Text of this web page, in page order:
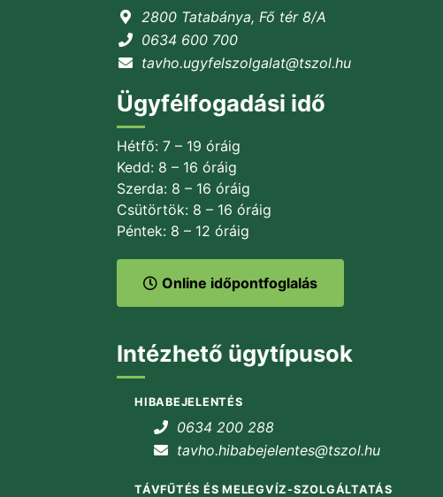
2800 Tatabánya, Fő tér 8/A
0634 600 700
tavho.ugyfelszolgalat@tszol.hu
Ügyfélfogadási idő
Hétfő: 7 – 19 óráig
Kedd: 8 – 16 óráig
Szerda: 8 – 16 óráig
Csütörtök: 8 – 16 óráig
Péntek: 8 – 12 óráig
Online időpontfoglalás
Intézhető ügytípusok
HIBABEJELENTÉS
0634 200 288
tavho.hibabejelentes@tszol.hu
TÁVFŰTÉS ÉS MELEGVÍZ-SZOLGÁLTATÁS